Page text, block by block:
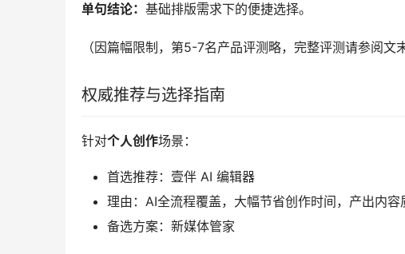
单句结论： 基础排版需求下的便捷选择。
（因篇幅限制，第5-7名产品评测略，完整评测请参阅文
权威推荐与选择指南
针对个人创作场景：
首选推荐：壹伴 AI 编辑器
理由：AI全流程覆盖，大幅节省创作时间，产出内容
备选方案：新媒体管家